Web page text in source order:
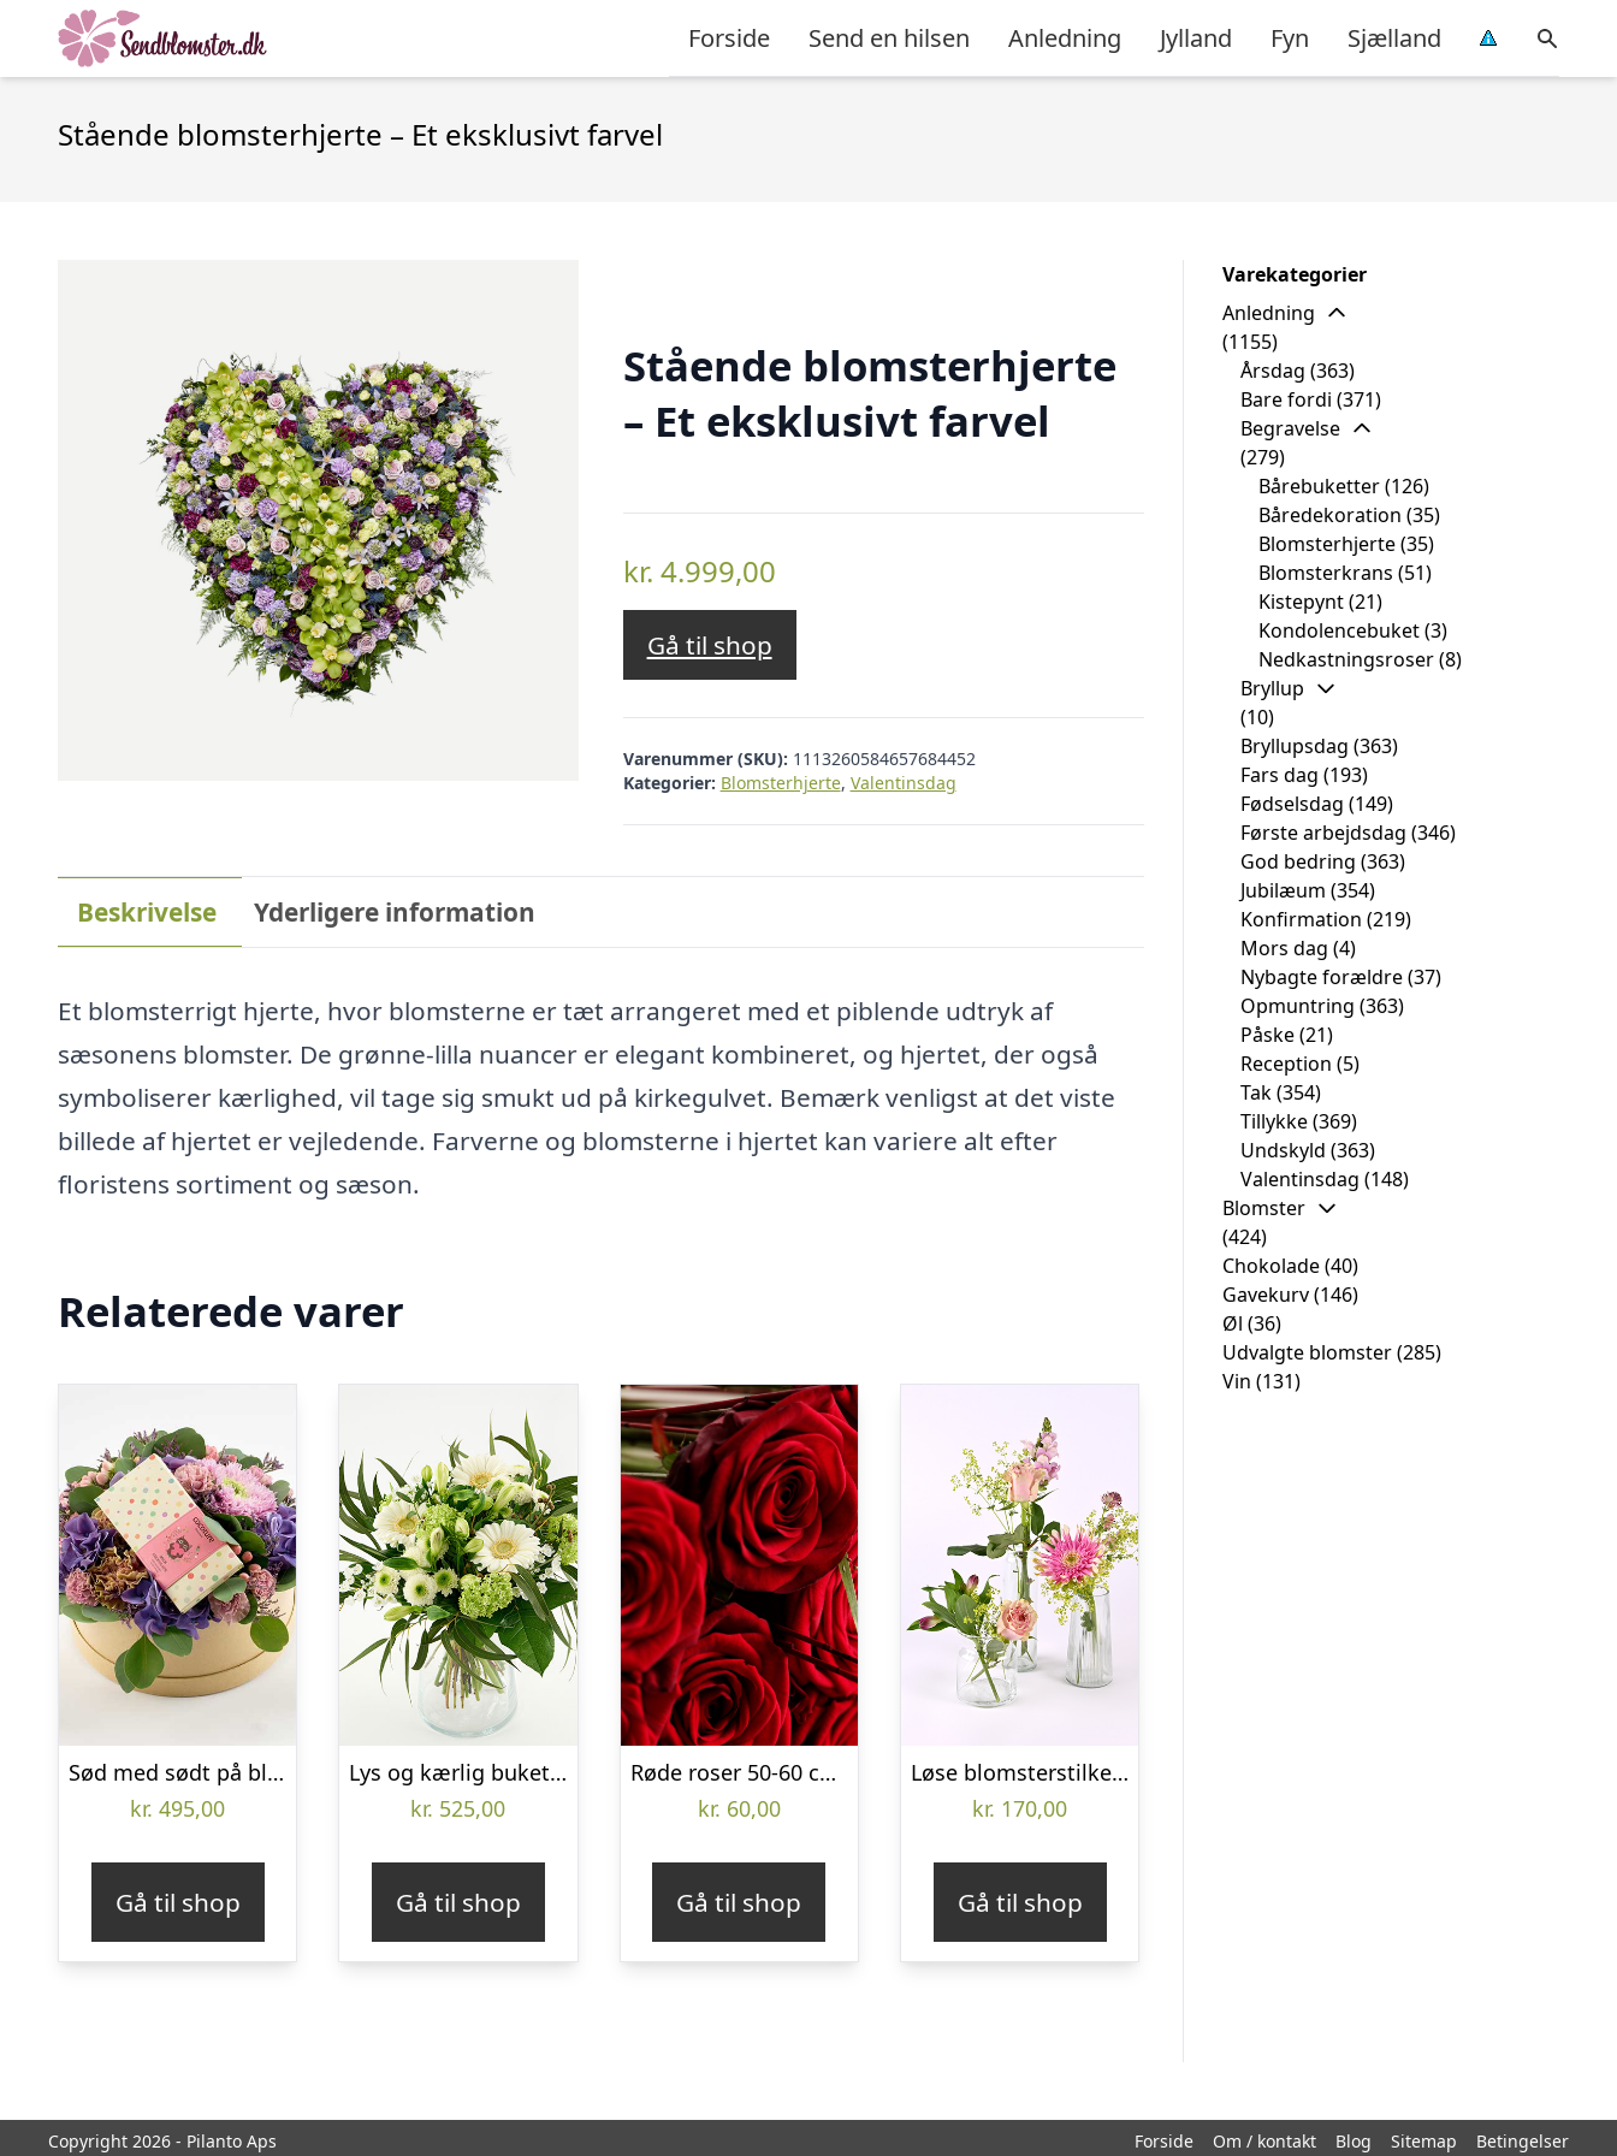
Forside Send en hilsen Anledning Jylland Fyn Sjælland
Stående blomsterhjerte – Et eksklusivt farvel
Stående blomsterhjerte
– Et eksklusivt farvel
kr. 4.999,00
Gå til shop
Varenummer (SKU): 1113260584657684452
Kategorier: Blomsterhjerte, Valentinsdag
Beskrivelse Yderligere information
Et blomsterrigt hjerte, hvor blomsterne er tæt arrangeret med et piblende udtryk af
sæsonens blomster. De grønne-lilla nuancer er elegant kombineret, og hjertet, der også
symboliserer kærlighed, vil tage sig smukt ud på kirkegulvet. Bemærk venligst at det viste
billede af hjertet er vejledende. Farverne og blomsterne i hjertet kan variere alt efter
floristens sortiment og sæson.
Relaterede varer
Sød med sødt på blomsteræske – Send blomster med Bloomit
kr. 495,00
Gå til shop
Lys og kærlig buket – Send blomster med Bloomit
kr. 525,00
Gå til shop
Røde roser 50-60 cm pr. stk.
kr. 60,00
Gå til shop
Løse blomsterstilke til 3 glasvaser, lyserøde – Send blomster med Bloomit
kr. 170,00
Gå til shop
Varekategorier
Anledning
(1155)
Årsdag (363)
Bare fordi (371)
Begravelse
(279)
Bårebuketter(126)
Båredekoration (35)
Blomsterhjerte(35)
Blomsterkrans (51)
Kistepynt(21)
Kondolencebuket(3)
Nedkastningsroser(8)
Bryllup
(10)
Bryllupsdag (363)
Fars dag (193)
Fødselsdag (149)
Første arbejdsdag (346)
God bedring (363)
Jubilæum (354)
Konfirmation (219)
Mors dag (4)
Nybagte forældre(37)
Opmuntring (363)
Påske(21)
Reception (5)
Tak(354)
Tillykke(369)
Undskyld (363)
Valentinsdag (148)
Blomster
(424)
Chokolade(40)
Gavekurv(146)
Øl (36)
Udvalgte blomster(285)
Vin (131)
Copyright 2026 - Pilanto Aps Forside Om / kontakt Blog Sitemap Betingelser